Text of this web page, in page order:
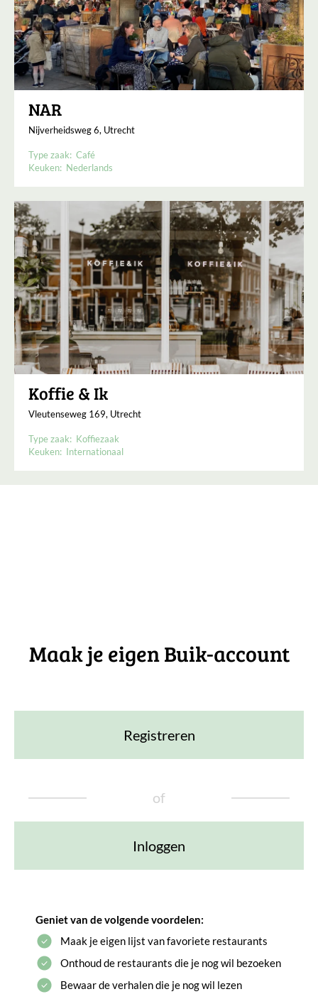
NAR
Nijverheidsweg 6, Utrecht
Type zaak: Café
Keuken: Nederlands
Koffie & Ik
Vleutenseweg 169, Utrecht
Type zaak: Koffiezaak
Keuken: Internationaal
Maak je eigen Buik-account
Registreren
of
Inloggen
Geniet van de volgende voordelen:
Maak je eigen lijst van favoriete restaurants
Onthoud de restaurants die je nog wil bezoeken
Bewaar de verhalen die je nog wil lezen